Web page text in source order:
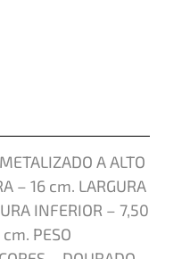
A ALTO
– 16 cm. LARGURA
INFERIOR – 7,50
PESO